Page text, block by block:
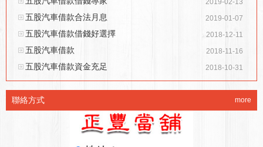
五股汽車借款合法月息 2019-01-07
五股汽車借款借錢好選擇 2018-12-11
五股汽車借款 2018-11-16
五股汽車借款資金充足 2018-10-31
聯絡方式 more